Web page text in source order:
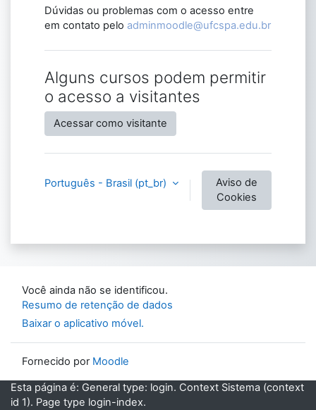
Dúvidas ou problemas com o acesso entre
em contato pelo adminmoodle@ufcspa.edu.br
Alguns cursos podem permitir
o acesso a visitantes
Acessar como visitante
Português - Brasil ‎(pt_br)‎
Aviso de
Cookies
Você ainda não se identificou.
Resumo de retenção de dados
Baixar o aplicativo móvel.
Fornecido por Moodle
Esta página é: General type: login. Context Sistema (context
id 1). Page type login-index.